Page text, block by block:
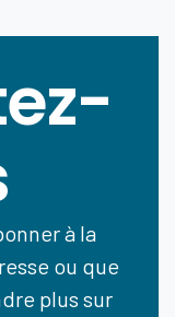
à la
ou que
plus sur